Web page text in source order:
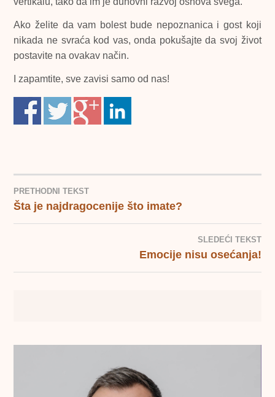
Ako želite da vam bolest bude nepoznanica i gost koji
nikada ne svraća kod vas, onda pokušajte da svoj život
postavite na ovakav način.
I zapamtite, sve zavisi samo od nas!
KRETANJE
PRETHODNI TEKST
Šta je najdragocenije što imate?
SLEDEĆI TEKST
Emocije nisu osećanja!